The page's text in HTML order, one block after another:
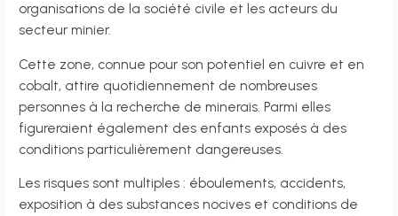
organisations de la société civile et les acteurs du
secteur minier.
Cette zone, connue pour son potentiel en cuivre et en
cobalt, attire quotidiennement de nombreuses
personnes à la recherche de minerais. Parmi elles
figureraient également des enfants exposés à des
conditions particulièrement dangereuses.
Les risques sont multiples : éboulements, accidents,
exposition à des substances nocives et conditions de